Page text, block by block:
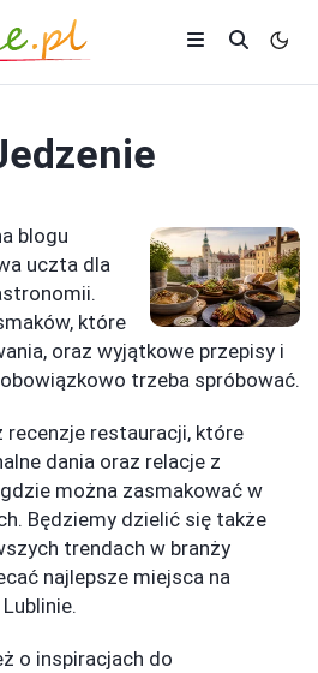
blogu
uczta dla
które
oraz wyjątkowe przepisy i
obowiązkowo trzeba spróbować.
recenzje restauracji, które
dania oraz relacje z
można zasmakować w
Będziemy dzielić się także
trendach w branży
najlepsze miejsca na
o inspiracjach do